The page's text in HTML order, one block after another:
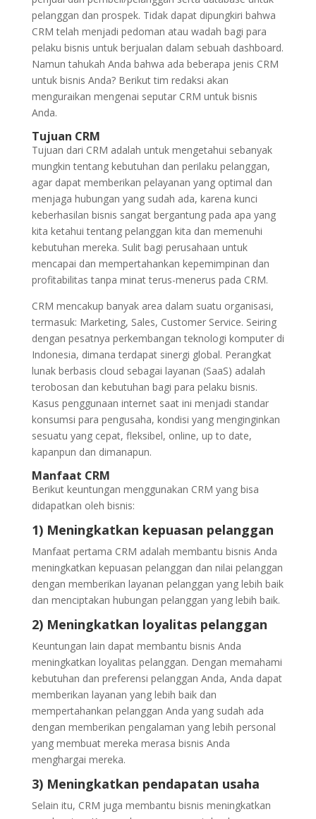
pelanggan dan prospek. Tidak dapat dipungkiri bahwa
CRM telah menjadi pedoman atau wadah bagi para
pelaku bisnis untuk berjualan dalam sebuah dashboard.
Namun tahukah Anda bahwa ada beberapa jenis CRM
untuk bisnis Anda? Berikut tim redaksi akan
menguraikan mengenai seputar CRM untuk bisnis
Anda.
Tujuan CRM
Tujuan dari CRM adalah untuk mengetahui sebanyak
mungkin tentang kebutuhan dan perilaku pelanggan,
agar dapat memberikan pelayanan yang optimal dan
menjaga hubungan yang sudah ada, karena kunci
keberhasilan bisnis sangat bergantung pada apa yang
kita ketahui tentang pelanggan kita dan memenuhi
kebutuhan mereka. Sulit bagi perusahaan untuk
mencapai dan mempertahankan kepemimpinan dan
profitabilitas tanpa minat terus-menerus pada CRM.
CRM mencakup banyak area dalam suatu organisasi,
termasuk: Marketing, Sales, Customer Service. Seiring
dengan pesatnya perkembangan teknologi komputer di
Indonesia, dimana terdapat sinergi global. Perangkat
lunak berbasis cloud sebagai layanan (SaaS) adalah
terobosan dan kebutuhan bagi para pelaku bisnis.
Kasus penggunaan internet saat ini menjadi standar
konsumsi para pengusaha, kondisi yang menginginkan
sesuatu yang cepat, fleksibel, online, up to date,
kapanpun dan dimanapun.
Manfaat CRM
Berikut keuntungan menggunakan CRM yang bisa
didapatkan oleh bisnis:
1) Meningkatkan kepuasan pelanggan
Manfaat pertama CRM adalah membantu bisnis Anda
meningkatkan kepuasan pelanggan dan nilai pelanggan
dengan memberikan layanan pelanggan yang lebih baik
dan menciptakan hubungan pelanggan yang lebih baik.
2) Meningkatkan loyalitas pelanggan
Keuntungan lain dapat membantu bisnis Anda
meningkatkan loyalitas pelanggan. Dengan memahami
kebutuhan dan preferensi pelanggan Anda, Anda dapat
memberikan layanan yang lebih baik dan
mempertahankan pelanggan Anda yang sudah ada
dengan memberikan pengalaman yang lebih personal
yang membuat mereka merasa bisnis Anda
menghargai mereka.
3) Meningkatkan pendapatan usaha
Selain itu, CRM juga membantu bisnis meningkatkan